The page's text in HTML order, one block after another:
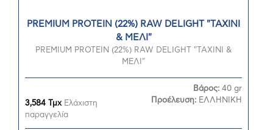
PREMIUM PROTEIN (22%) RAW DELIGHT "ΤΑΧΙΝΙ
& ΜΕΛΙ"
PREMIUM PROTEIN (22%) RAW DELIGHT "ΤΑΧΙΝΙ &
ΜΕΛΙ"
3,584 ΤμχΕλάχιστη
παραγγελία
Βάρος: 40 gr
Προέλευση: ΕΛΛΗΝΙΚΗ